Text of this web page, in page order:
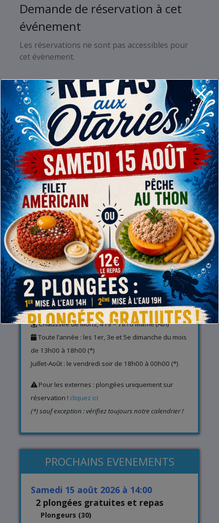
Demande de réservation à cet
événement
Les réservations ne sont pas accessibles pour
cet évènement.
Réservations
Plongeurs Membres (5/25)
Plongeur(s) Externe(s) (3/25)
Responsable Bar (1/1)
Responsable Gonflage (0/1)
RETROUVEZ-NOUS
A l’entrainement (infos et baptême piscine)
Rue de Gand, 1 – 7800 Ath
De Septembre à Juin : les mardis de 20h00 à 21h00
sauf pendant les semaines de congés scolaires (*)
A la carrière (infos et plongées)
Chaussée de Mons, 419 – 7810 Maffle (Ath)
Toute l’année : les 1er, 3e et 5e dimanche du mois
de 13h00 à 18h00 (*)
Juillet-Août : le vendredi soir de 18h00 à 00h00 (*)
Pour les externes : plongées uniquement sur
réservation ! cliquez ici
(*) sauf exception : vérifiez toujours notre calendrier !
PROCHAINS EVENEMENTS
samedi 15 août 2026 à 14:00
2 plongées gratuites et repas
Plongeurs (30)